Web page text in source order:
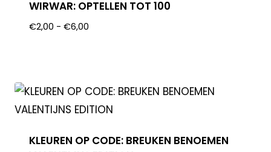
WIRWAR: OPTELLEN TOT 100
€2,00 - €6,00
KLEUREN OP CODE: BREUKEN BENOEMEN